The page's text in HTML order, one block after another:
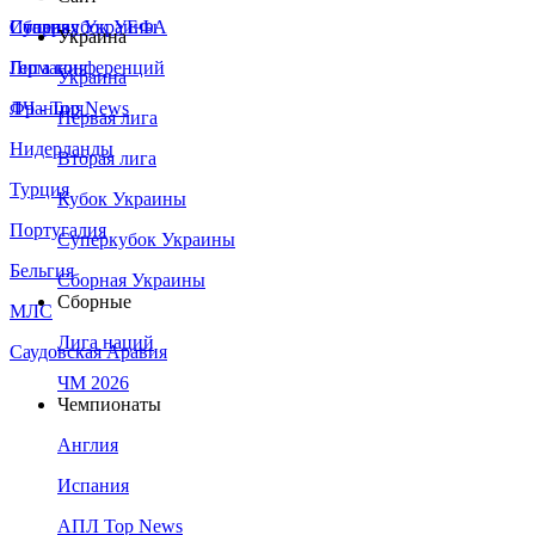
Сборная Украины
Италия
Германия
Франция
Нидерланды
Турция
Португалия
Бельгия
МЛС
Саудовская Аравия
Суперкубок УЕФА
Лига конференций
ЛЧ - Top News
Украина
Украина
Первая лига
Вторая лига
Кубок Украины
Суперкубок Украины
Сборная Украины
Сборные
Лига наций
ЧМ 2026
Чемпионаты
Англия
Испания
АПЛ Top News